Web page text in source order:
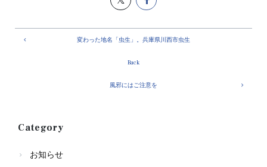
変わった地名「虫生」。兵庫県川西市虫生
Back
風邪にはご注意を
Category
お知らせ